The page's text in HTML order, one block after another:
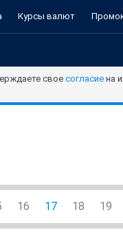
Курсы валют
свое согласие на
16 17 18 19